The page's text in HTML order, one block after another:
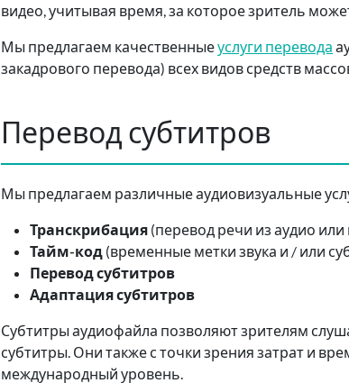
видео, учитывая время, за которое зритель
Мы предлагаем качественныеуслуги перевода
закадрового перевода) всех видов средств
Перевод субтитров
Мы предлагаем различные аудиовизуальные
Транскрибация (перевод речи из аудио или
Тайм-код (временные метки звука и / или
Перевод субтитров
Адаптация субтитров
Субтитры аудиофайла позволяют зрителям
субтитры. Они также с точки зрения затрат и
международный уровень.